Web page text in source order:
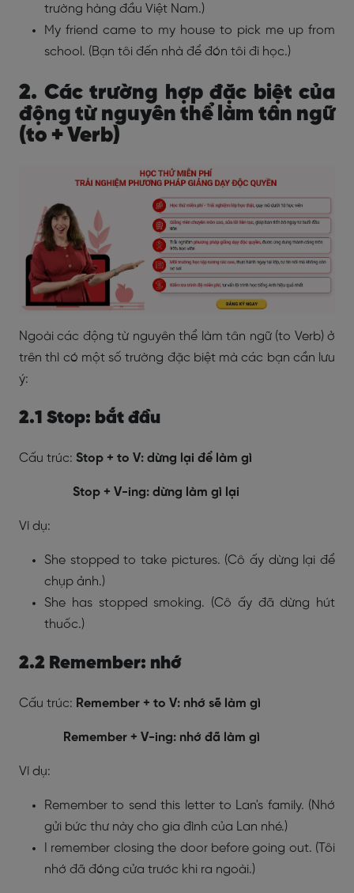
trường hàng đầu Việt Nam.)
My friend came to my house to pick me up from
school. (Bạn tôi đến nhà để đón tôi đi học.)
2. Các trường hợp đặc biệt của
động từ nguyên thể làm tân ngữ
(to + Verb)
Ngoài các động từ nguyên thể làm tân ngữ (to Verb) ở
trên thì có một số trường đặc biệt mà các bạn cần lưu
ý:
2.1 Stop: bắt đầu
Cấu trúc: Stop + to V: dừng lại để làm gì
Stop + V-ing: dừng làm gì lại
Ví dụ:
She stopped to take pictures. (Cô ấy dừng lại để
chụp ảnh.)
She has stopped smoking. (Cô ấy đã dừng hút
thuốc.)
2.2 Remember: nhớ
Cấu trúc: Remember + to V: nhớ sẽ làm gì
Remember + V-ing: nhớ đã làm gì
Ví dụ:
Remember to send this letter to Lan's family. (Nhớ
gửi bức thư này cho gia đình của Lan nhé.)
I remember closing the door before going out. (Tôi
nhớ đã đóng cửa trước khi ra ngoài.)